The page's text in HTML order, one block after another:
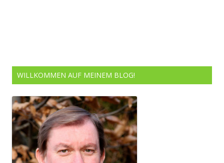
WILLKOMMEN AUF MEINEM BLOG!